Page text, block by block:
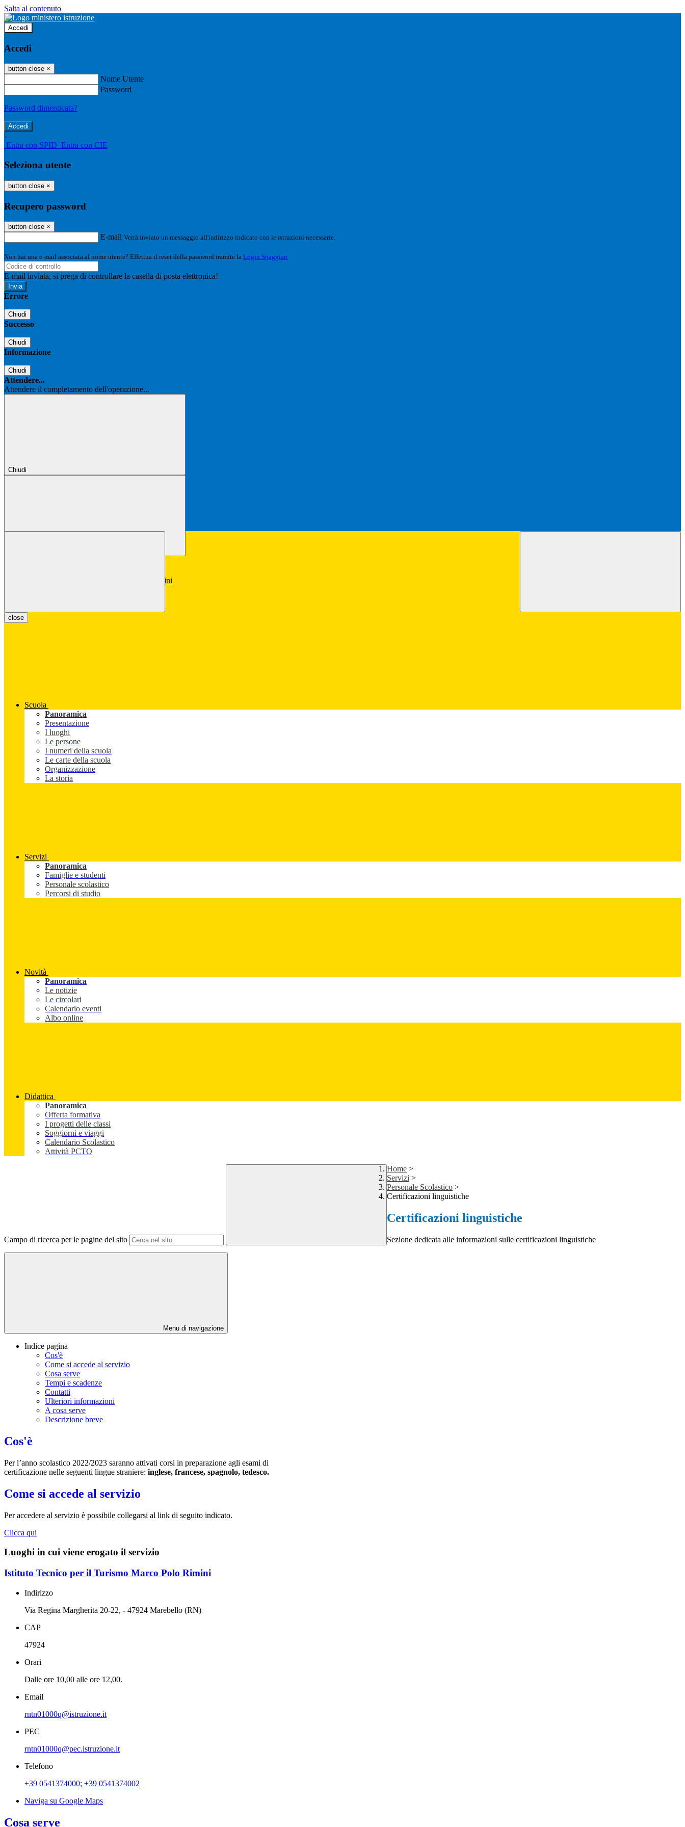
Salta al contenuto
Accedi
Accedi
button close ×
Nome Utente
Password
Password dimenticata?
-
Entra con SPID Entra con CIE
Seleziona utente
button close ×
Recupero password
button close ×
E-mail Verrà inviato un messaggio all'indirizzo indicato con le istruzioni necessarie.
Non hai una e-mail associata al nome utente? Effettua il reset della password tramite la Login Spaggiari
E-mail inviata, si prega di controllare la casella di posta elettronica!
Errore
Chiudi
Successo
Chiudi
Informazione
Chiudi
Attendere...
Attendere il completamento dell'operazione...
Chiudi
close
Scuola
Panoramica
Presentazione
I luoghi
Le persone
I numeri della scuola
Le carte della scuola
Organizzazione
La storia
Servizi
Panoramica
Famiglie e studenti
Personale scolastico
Percorsi di studio
Novità
Panoramica
Le notizie
Le circolari
Calendario eventi
Albo online
Didattica
Panoramica
Offerta formativa
I progetti delle classi
Soggiorni e viaggi
Calendario Scolastico
Attività PCTO
Campo di ricerca per le pagine del sito
Home >
Servizi >
Personale Scolastico >
Certificazioni linguistiche
Certificazioni linguistiche
Sezione dedicata alle informazioni sulle certificazioni linguistiche
Menu di navigazione
Indice pagina
Cos'è
Come si accede al servizio
Cosa serve
Tempi e scadenze
Contatti
Ulteriori informazioni
A cosa serve
Descrizione breve
Cos'è
Per l’anno scolastico 2022/2023 saranno attivati corsi in preparazione agli esami di
certificazione nelle seguenti lingue straniere: inglese, francese, spagnolo, tedesco.
Come si accede al servizio
Per accedere al servizio è possibile collegarsi al link di seguito indicato.
Clicca qui
Luoghi in cui viene erogato il servizio
Istituto Tecnico per il Turismo Marco Polo Rimini
Indirizzo
Via Regina Margherita 20-22, - 47924 Marebello (RN)
CAP
47924
Orari
Dalle ore 10,00 alle ore 12,00.
Email
rntn01000q@istruzione.it
PEC
rntn01000q@pec.istruzione.it
Telefono
+39 0541374000; +39 0541374002
Naviga su Google Maps
Cosa serve